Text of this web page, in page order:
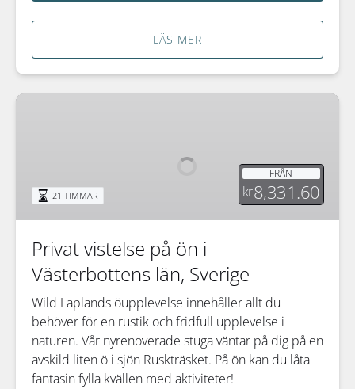
LÄS MER
Privat
Västerbottens
län,
FRÅN
kr8,331.60
21 TIMMAR
Privat vistelse på ön i
Västerbottens län, Sverige
Wild Laplands öupplevelse innehåller allt du
behöver för en rustik och fridfull upplevelse i
naturen. Vår nyrenoverade stuga väntar på dig på en
avskild liten ö i sjön Ruskträsket. På ön kan du låta
fantasin fylla kvällen med aktiviteter!